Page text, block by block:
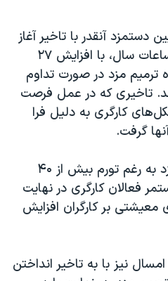
آنقدر با تاخیر آغاز
شد که در نهایت در آخرین ساعات سال، با افزایش ۲۷
مزد در صورت تداوم
تاخیری که در عمل فرصت
کارگری به دلیل فرا
گرفت.
وعده وزیر کار برای ترمیم مزد به رغم تورم بیش از ۴۰
فعالان کارگری در نهایت
معیشتی بر کارگران افزایش
نیز با به تاخیر انداختن